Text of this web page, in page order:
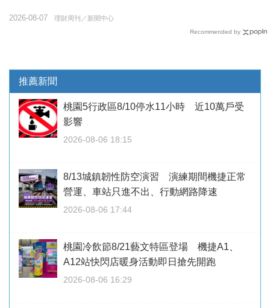
理財周刊／新聞中心
2026-08-07
Recommended by
推薦新聞
桃園5行政區8/10停水11小時 近10萬戶受
影響
2026-08-06 18:15
8/13城鎮韌性防空演習 演練期間機捷正常
營運、車站只進不出、行動網路降速
2026-08-06 17:44
桃園冷飲節8/21藝文特區登場 機捷A1、
A12站快閃店暖身活動即日搶先開跑
2026-08-06 16:29